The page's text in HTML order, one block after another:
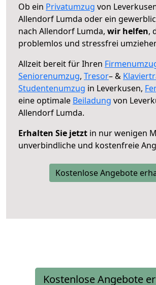
Ob ein Privatumzug von
Allendorf Lumda oder ein
nach Allendorf Lumda, wir helfen,
problemlos und stressfrei
Allzeit bereit für Ihren
Seniorenumzug, Tresor– &
Studentenumzug in Leverkusen,
eine optimale Beiladung von
Allendorf Lumda.
Erhalten Sie jetzt in nur wenigen
unverbindliche und kostenfreie
Kostenlose Angebote
Kostenlose Angebote